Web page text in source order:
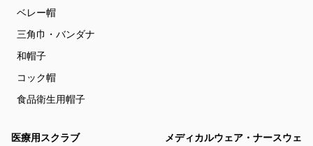
ベレー帽
三角巾・バンダナ
和帽子
コック帽
食品衛生用帽子
医療用スクラブ
メディカルウェア・ナースウェ